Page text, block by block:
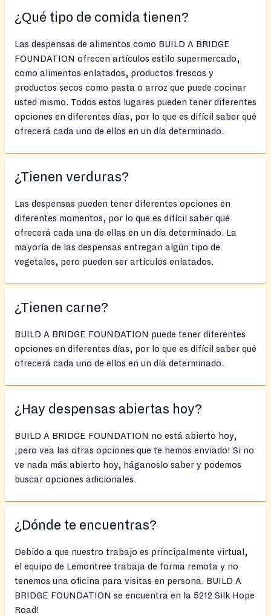
¿Qué tipo de comida tienen?
Las despensas de alimentos como BUILD A BRIDGE
FOUNDATION ofrecen artículos estilo supermercado,
como alimentos enlatados, productos frescos y
productos secos como pasta o arroz que puede cocinar
usted mismo. Todos estos lugares pueden tener diferentes
opciones en diferentes días, por lo que es difícil saber qué
ofrecerá cada uno de ellos en un día determinado.
¿Tienen verduras?
Las despensas pueden tener diferentes opciones en
diferentes momentos, por lo que es difícil saber qué
ofrecerá cada una de ellas en un día determinado. La
mayoría de las despensas entregan algún tipo de
vegetales, pero pueden ser artículos enlatados.
¿Tienen carne?
BUILD A BRIDGE FOUNDATION puede tener diferentes
opciones en diferentes días, por lo que es difícil saber qué
ofrecerá cada uno de ellos en un día determinado.
¿Hay despensas abiertas hoy?
BUILD A BRIDGE FOUNDATION no está abierto hoy,
¡pero vea las otras opciones que te hemos enviado! Si no
ve nada más abierto hoy, háganoslo saber y podemos
buscar opciones adicionales.
¿Dónde te encuentras?
Debido a que nuestro trabajo es principalmente virtual,
el equipo de Lemontree trabaja de forma remota y no
tenemos una oficina para visitas en persona. BUILD A
BRIDGE FOUNDATION se encuentra en la 5212 Silk Hope
Road!